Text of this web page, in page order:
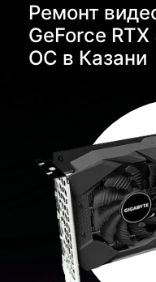
Ремонт
GeForce
OC в Казани